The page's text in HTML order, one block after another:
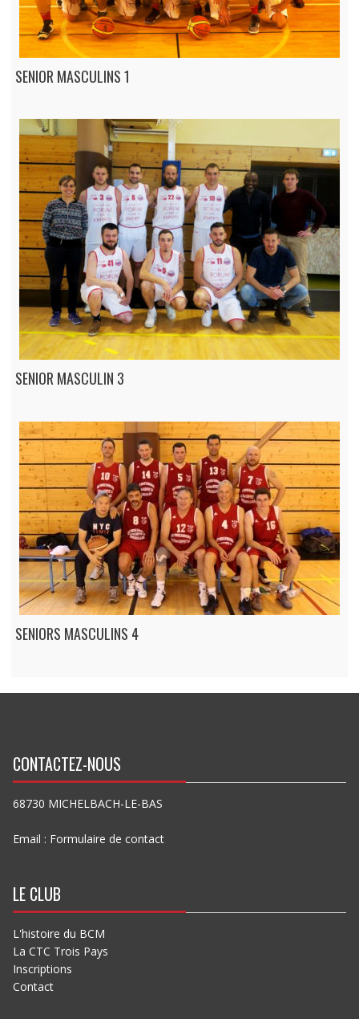
SENIOR MASCULINS 1
SENIOR MASCULIN 3
SENIORS MASCULINS 4
CONTACTEZ-NOUS
68730 MICHELBACH-LE-BAS
Email : Formulaire de contact
LE CLUB
L'histoire du BCM
La CTC Trois Pays
Inscriptions
Contact